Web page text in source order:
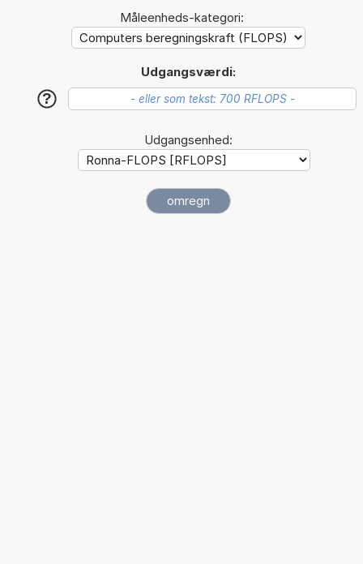
Måleenheds-kategori:
Udgangsværdi:
?
Udgangsenhed: